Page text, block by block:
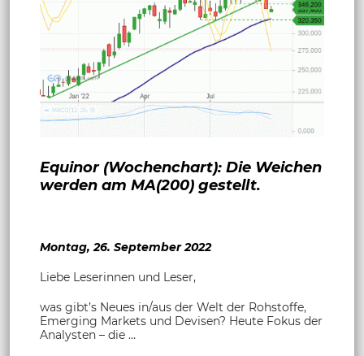
Equinor (Wochenchart): Die Weichen
werden am MA(200) gestellt.
Montag, 26. September 2022
Liebe Leserinnen und Leser,
was gibt’s Neues in/aus der Welt der Rohstoffe,
Emerging Markets und Devisen? Heute Fokus der
Analysten – die …